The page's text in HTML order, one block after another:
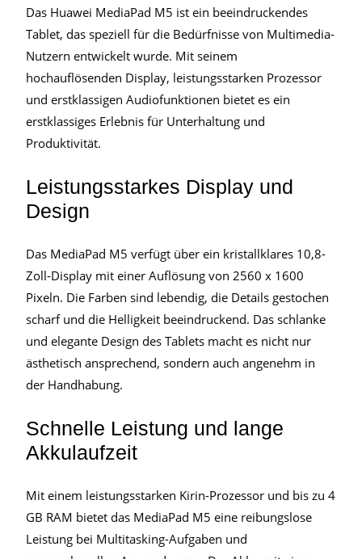
Das Huawei MediaPad M5 ist ein beeindruckendes
Tablet, das speziell für die Bedürfnisse von Multimedia-
Nutzern entwickelt wurde. Mit seinem
hochauflösenden Display, leistungsstarken Prozessor
und erstklassigen Audiofunktionen bietet es ein
erstklassiges Erlebnis für Unterhaltung und
Produktivität.
Leistungsstarkes Display und
Design
Das MediaPad M5 verfügt über ein kristallklares 10,8-
Zoll-Display mit einer Auflösung von 2560 x 1600
Pixeln. Die Farben sind lebendig, die Details gestochen
scharf und die Helligkeit beeindruckend. Das schlanke
und elegante Design des Tablets macht es nicht nur
ästhetisch ansprechend, sondern auch angenehm in
der Handhabung.
Schnelle Leistung und lange
Akkulaufzeit
Mit einem leistungsstarken Kirin-Prozessor und bis zu 4
GB RAM bietet das MediaPad M5 eine reibungslose
Leistung bei Multitasking-Aufgaben und